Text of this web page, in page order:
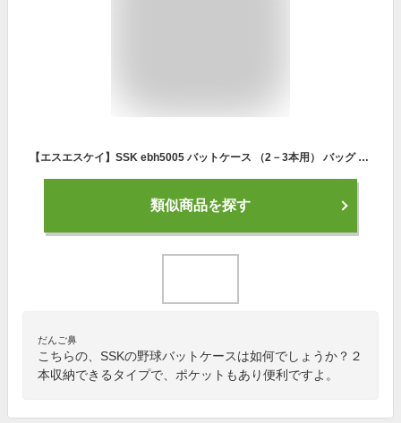
【エスエスケイ】SSK ebh5005 バットケース （2－3本用） バッグ カバン ネイビー ホワイト バッドケース 野球 野球用品 送料無料
類似商品を探す
だんご鼻
こちらの、SSKの野球バットケースは如何でしょうか？２
本収納できるタイプで、ポケットもあり便利ですよ。